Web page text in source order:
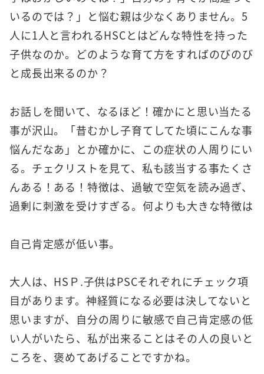
いるのでは？」と悩む親は少なくありません。5
人に1人と言われるHSCとはどんな特性を持った
子供なのか。どのような育て方をすればのびのび
と成長出来るのか？
お話しを聞いて、なるほど！確かにと思い当たる
事が沢山。「昔むかし子育てしてた頃にこんな事
悩んだなあ」とか確かに、この症状の人周りにい
る。チェクリストを見て、私も該当する事たくさ
んある！ある！特徴は、過敏で空気を読み過ぎ、
過剰に刺激を受けすぎる。何よりも大きな特徴は
自己肯定感が低い事。
大人は、HSＰ.子供はPSCそれぞれにチェック項
目があります。神経質になる必要は決してないと
思いますが、自分の周りに敏感で自己肯定感の低
い人がいたら、私が出来ることはその人の良いと
ころを、褒めてあげることですかね。